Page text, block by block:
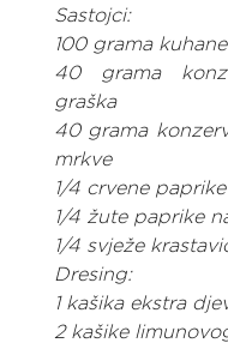
Sastojci:
100 grama
40 grama
graška
40 grama
mrkve
1/4 crvene
1/4 žute paprike
1/4 svježe
Dresing:
1 kašika ekstra
2 kašike